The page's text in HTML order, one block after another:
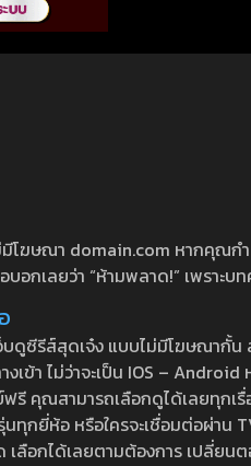
โฆษณา domain.com หากคุณก
บอกเลยว่า “ห้ามพลาด!” เพราะ
บดูซีรีส์สุดเจ๋ง แบบไม่มีโฆษณากั้
เข้า ไม่ว่าจะเป็น IOS –
รี คุณสามารถเลือกดูได้เลยทุกเ
ทุกยี่ห้อ หรือใครจะเชื่อมต่อผ่าน
เลือกได้เลยตามต้องการ เปลี่ยน